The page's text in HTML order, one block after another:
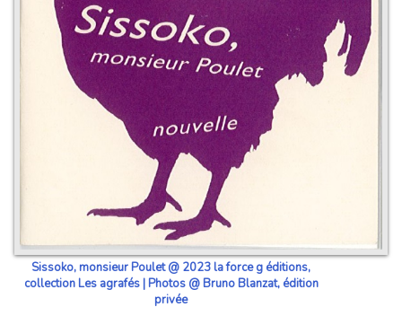
Sissoko, monsieur Poulet @ 2023 la force g éditions,
collection Les agrafés | Photos @ Bruno Blanzat, édition
privée